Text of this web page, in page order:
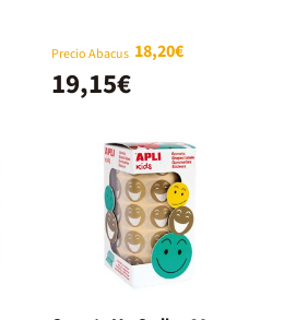
Precio Abacus 18,20€
19,15€